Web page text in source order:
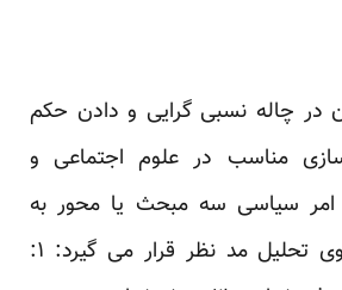
در چاله نسبی گرایی و دادن حکم
مناسب در علوم اجتماعی و
سیاسی سه مبحث یا محور به
عنوان معیار یا الگوی تحلیل مد نظر قرار می گیرد: ۱: